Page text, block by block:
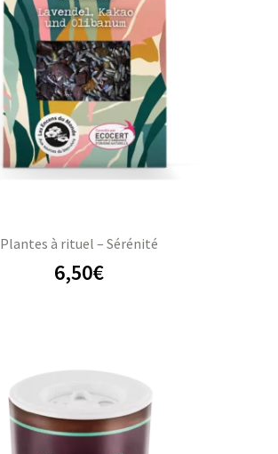
Plantes à rituel – Sérénité
6,50€